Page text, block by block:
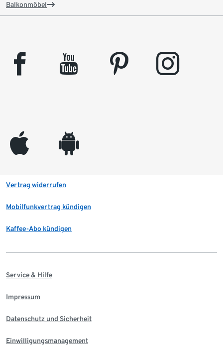
Balkonmöbel
facebook youtube pinterest instagram
appleinc android
Vertrag widerrufen
Mobilfunkvertrag kündigen
Kaffee-Abo kündigen
Service & Hilfe
Impressum
Datenschutz und Sicherheit
Einwilligungsmanagement